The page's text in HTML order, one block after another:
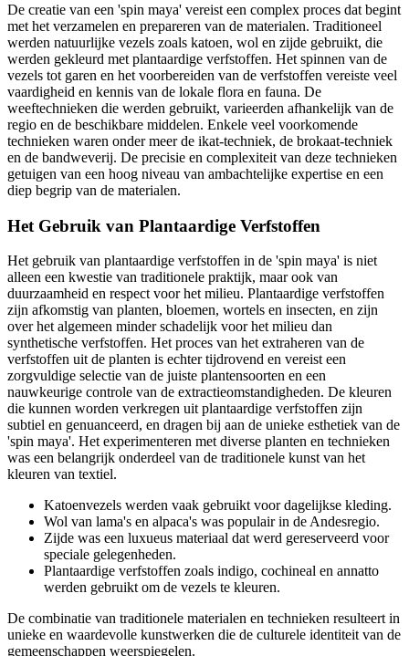
De creatie van een 'spin maya' vereist een complex proces dat begint
met het verzamelen en prepareren van de materialen. Traditioneel
werden natuurlijke vezels zoals katoen, wol en zijde gebruikt, die
werden gekleurd met plantaardige verfstoffen. Het spinnen van de
vezels tot garen en het voorbereiden van de verfstoffen vereiste veel
vaardigheid en kennis van de lokale flora en fauna. De
weeftechnieken die werden gebruikt, varieerden afhankelijk van de
regio en de beschikbare middelen. Enkele veel voorkomende
technieken waren onder meer de ikat-techniek, de brokaat-techniek
en de bandweverij. De precisie en complexiteit van deze technieken
getuigen van een hoog niveau van ambachtelijke expertise en een
diep begrip van de materialen.
Het Gebruik van Plantaardige Verfstoffen
Het gebruik van plantaardige verfstoffen in de 'spin maya' is niet
alleen een kwestie van traditionele praktijk, maar ook van
duurzaamheid en respect voor het milieu. Plantaardige verfstoffen
zijn afkomstig van planten, bloemen, wortels en insecten, en zijn
over het algemeen minder schadelijk voor het milieu dan
synthetische verfstoffen. Het proces van het extraheren van de
verfstoffen uit de planten is echter tijdrovend en vereist een
zorgvuldige selectie van de juiste plantensoorten en een
nauwkeurige controle van de extractieomstandigheden. De kleuren
die kunnen worden verkregen uit plantaardige verfstoffen zijn
subtiel en genuanceerd, en dragen bij aan de unieke esthetiek van de
'spin maya'. Het experimenteren met diverse planten en technieken
was een belangrijk onderdeel van de traditionele kunst van het
kleuren van textiel.
Katoenvezels werden vaak gebruikt voor dagelijkse kleding.
Wol van lama's en alpaca's was populair in de Andesregio.
Zijde was een luxueus materiaal dat werd gereserveerd voor
speciale gelegenheden.
Plantaardige verfstoffen zoals indigo, cochineal en annatto
werden gebruikt om de vezels te kleuren.
De combinatie van traditionele materialen en technieken resulteert in
unieke en waardevolle kunstwerken die de culturele identiteit van de
gemeenschappen weerspiegelen.